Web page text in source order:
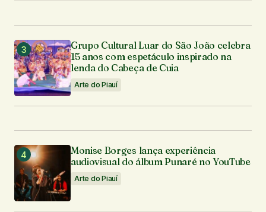
Grupo Cultural Luar do São João celebra
15 anos com espetáculo inspirado na
lenda do Cabeça de Cuia
Arte do Piauí
Monise Borges lança experiência
audiovisual do álbum Punaré no YouTube
Arte do Piauí